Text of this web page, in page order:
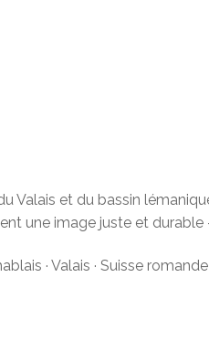
Valais et du bassin
une image juste et
· Valais · Suisse romande